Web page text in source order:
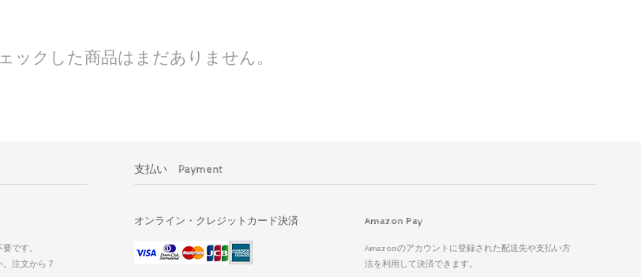
ックした商品はまだありません。
です。
注文から７
支払い Payment
オンライン・クレジットカード決済 Amazon Pay
Amazonのアカウントに登録された配送先や支払い方
法を利用して決済できます。